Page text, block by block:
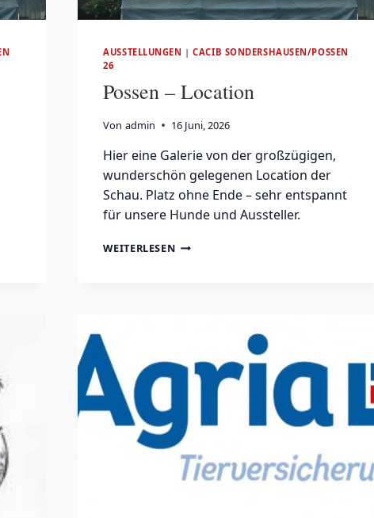
AUSSTELLUNGEN |CACIB SONDERSHAUSEN/POSSEN
26
Possen – Location
Von admin 16 Juni, 2026
Hier eine Galerie von der großzügigen,
wunderschön gelegenen Location der
Schau. Platz ohne Ende – sehr entspannt
für unsere Hunde und Aussteller.
WEITERLESENPOSSEN